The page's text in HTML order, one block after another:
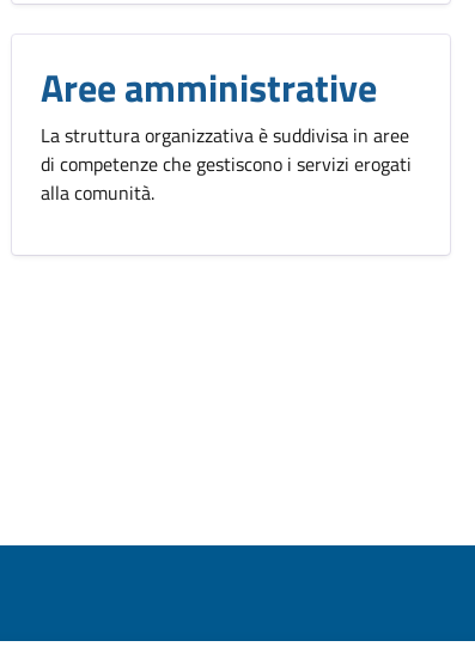
Aree amministrative
La struttura organizzativa è suddivisa in aree
di competenze che gestiscono i servizi erogati
alla comunità.